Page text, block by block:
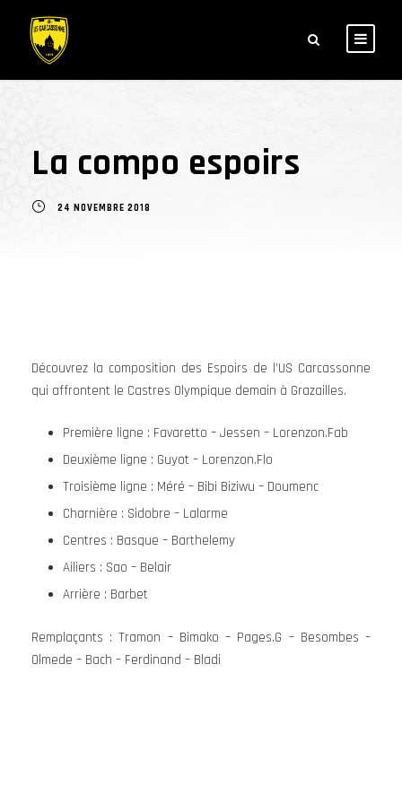
La compo espoirs
24 NOVEMBRE 2018
Découvrez la composition des Espoirs de l’US Carcassonne
qui affrontent le Castres Olympique demain à Grazailles.
Première ligne : Favaretto – Jessen – Lorenzon.Fab
Deuxième ligne : Guyot – Lorenzon.Flo
Troisième ligne : Méré – Bibi Biziwu – Doumenc
Charnière : Sidobre – Lalarme
Centres : Basque – Barthelemy
Ailiers : Sao – Belair
Arrière : Barbet
Remplaçants : Tramon – Bimako – Pages.G – Besombes –
Olmede – Bach – Ferdinand – Bladi